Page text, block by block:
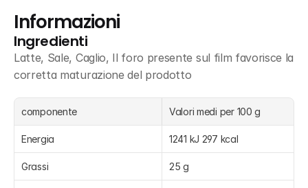
Informazioni
Ingredienti
Latte, Sale, Caglio, Il foro presente sul film favorisce la
corretta maturazione del prodotto
componente Valori medi per 100 g
Energia 1241 kJ 297 kcal
Grassi 25 g